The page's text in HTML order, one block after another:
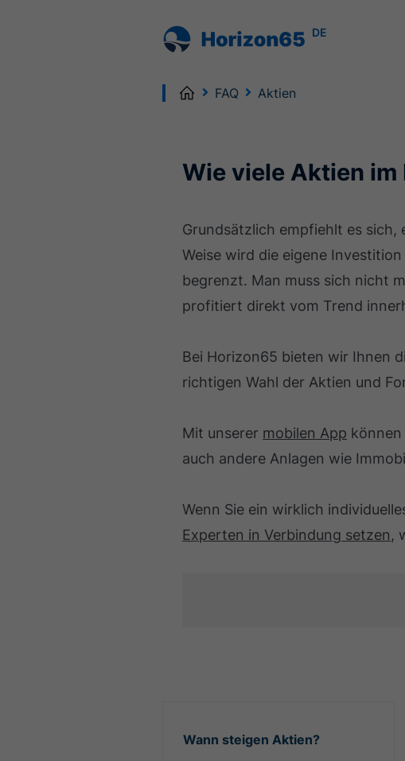
DE
HomeFAQ Aktien
Wie viele Aktien im
Grundsätzlich empfiehlt es
Weise wird die eigene
begrenzt. Man muss sich nicht
profitiert direkt vom Trend
Bei Horizon65 bieten wir Ihnen
richtigen Wahl der Aktien und
Mit unserer mobilen App
auch andere Anlagen wie
Wenn Sie ein wirklich
Experten in Verbindung setzen,
Wann steigen Aktien?